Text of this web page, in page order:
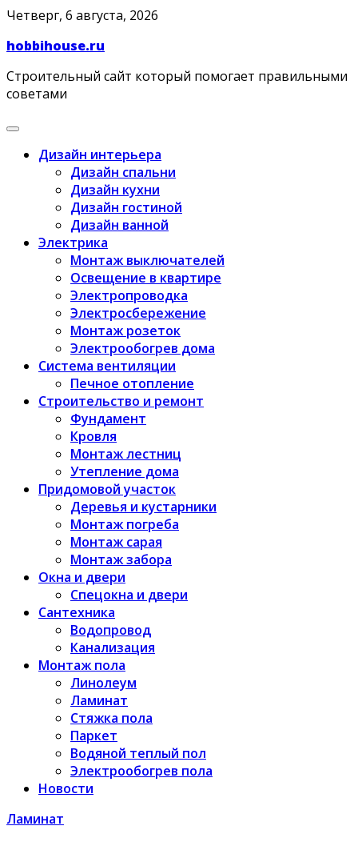
Skip
content
Четверг, 6 августа, 2026
hobbihouse.ru
Строительный сайт который помогает правильными
советами
Дизайн интерьера
Дизайн спальни
Дизайн кухни
Дизайн гостиной
Дизайн ванной
Электрика
Монтаж выключателей
Освещение в квартире
Электропроводка
Электросбережение
Монтаж розеток
Электрообогрев дома
Система вентиляции
Печное отопление
Строительство и ремонт
Фундамент
Кровля
Монтаж лестниц
Утепление дома
Придомовой участок
Деревья и кустарники
Монтаж погреба
Монтаж сарая
Монтаж забора
Окна и двери
Спецокна и двери
Сантехника
Водопровод
Канализация
Монтаж пола
Линолеум
Ламинат
Стяжка пола
Паркет
Водяной теплый пол
Электрообогрев пола
Новости
Ламинат